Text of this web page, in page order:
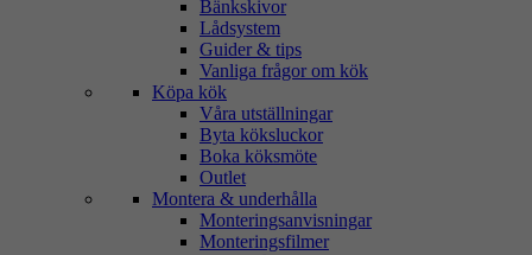
Bänkskivor
Lådsystem
Guider & tips
Vanliga frågor om kök
Köpa kök
Våra utställningar
Byta köksluckor
Boka köksmöte
Outlet
Montera & underhålla
Monteringsanvisningar
Monteringsfilmer